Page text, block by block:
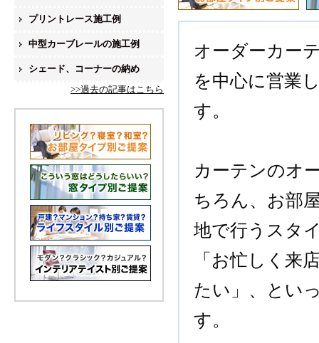
オーダーカー
を中心に営業
す。
カーテンのオ
ちろん、お部
地で行うスタ
「お忙しく来
たい」、とい
す。
プリントレース施工例
中型カーブレールの施工例
シェード、コーナーの納め
>>過去の記事はこちら